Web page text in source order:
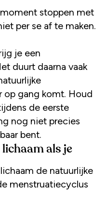
stoppen met
per se af te maken.
je een
duurt daarna vaak
op gang komt. Houd
de eerste
nog niet precies
bent.
als je
de natuurlijke
menstruatiecyclus